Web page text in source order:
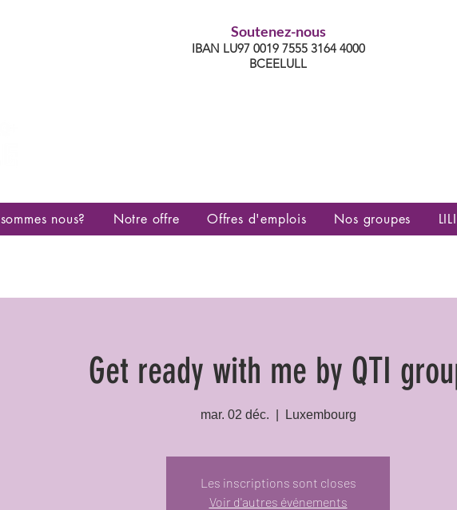
Soutenez-nous
IBAN LU97 0019 7555 3164 4000
BCEELULL
nous? Notre offre Offres d'emplois Nos groupes LILI
Get ready with me by QTI
mar. 02 déc. Luxembourg
Les inscriptions sont closes
Voir d'autres événements